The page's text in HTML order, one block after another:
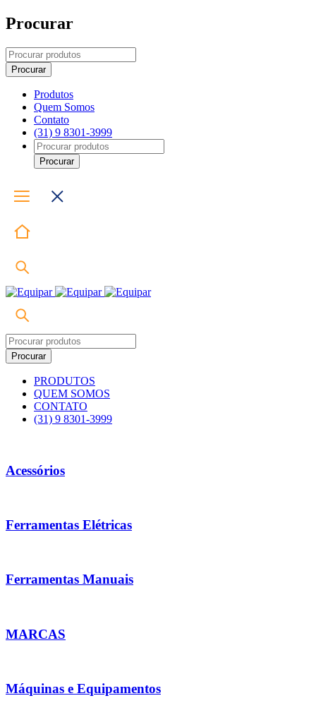
Procurar
Produtos
Quem Somos
Contato
(31) 9 8301-3999
PRODUTOS
QUEM SOMOS
CONTATO
(31) 9 8301-3999
Acessórios
Ferramentas Elétricas
Ferramentas Manuais
MARCAS
Máquinas e Equipamentos